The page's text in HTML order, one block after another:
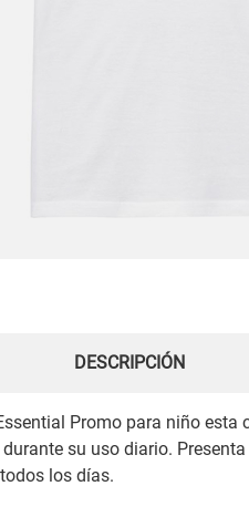
DESCRIPCIÓN
Promo para niño
su uso diario.
los días.